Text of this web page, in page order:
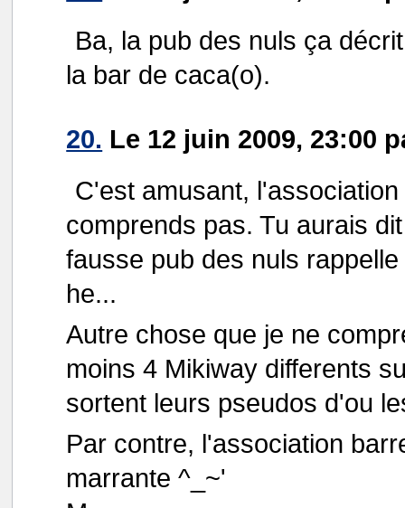
Ba, la pub des nuls ça
la bar de caca(o).
20. Le 12 juin 2009, 23:00
C'est amusant,
comprends pas. Tu aurais
fausse pub des nuls
he...
Autre chose que je ne
moins 4 Mikiway differents
sortent leurs pseudos d'ou
Par contre, l'association
marrante ^_~'